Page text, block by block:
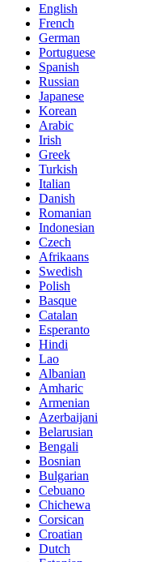
English
French
German
Portuguese
Spanish
Russian
Japanese
Korean
Arabic
Irish
Greek
Turkish
Italian
Danish
Romanian
Indonesian
Czech
Afrikaans
Swedish
Polish
Basque
Catalan
Esperanto
Hindi
Lao
Albanian
Amharic
Armenian
Azerbaijani
Belarusian
Bengali
Bosnian
Bulgarian
Cebuano
Chichewa
Corsican
Croatian
Dutch